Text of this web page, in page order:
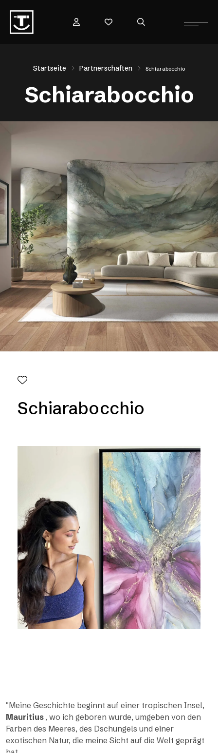
Startseite Partnerschaften Schiarabocchio
Schiarabocchio
Schiarabocchio
"Meine Geschichte beginnt auf einer tropischen Insel,
Mauritius , wo ich geboren wurde, umgeben von den
Farben des Meeres, des Dschungels und einer
exotischen Natur, die meine Sicht auf die Welt geprägt